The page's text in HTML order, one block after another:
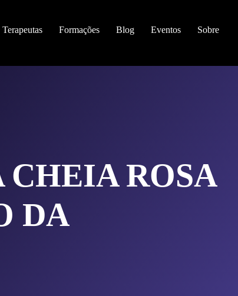
Terapeutas Formações Blog Eventos Sobre
CHEIA ROSA
DA